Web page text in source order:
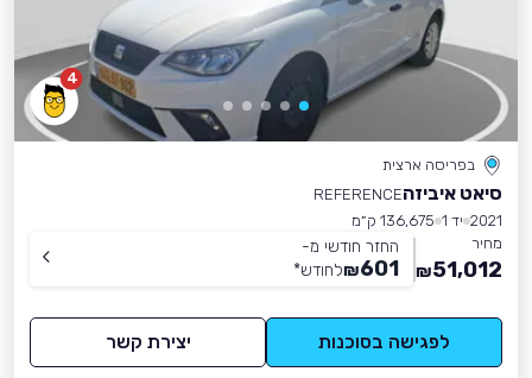
4
בפריסה ארצית
סיאט איביזהREFERENCE
2021 יד 1
136,675 ק״מ
מחיר
51,012
₪
החזר חודשי מ-
601
₪לחודש*
לפגישה בסוכנות יצירת קשר